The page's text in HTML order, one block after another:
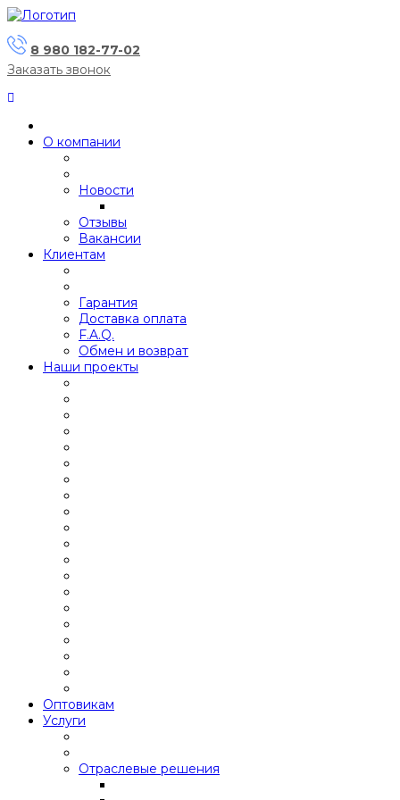
8 980 182-77-02
Заказать звонок
О компании
Новости
Отзывы
Вакансии
Клиентам
Гарантия
Доставка оплата
F.A.Q.
Обмен и возврат
Наши проекты
Оптовикам
Услуги
Отраслевые решения